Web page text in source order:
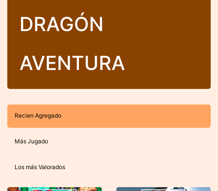
DRAGÓN
AVENTURA
Recien Agregado
Más Jugado
Los más Valorados